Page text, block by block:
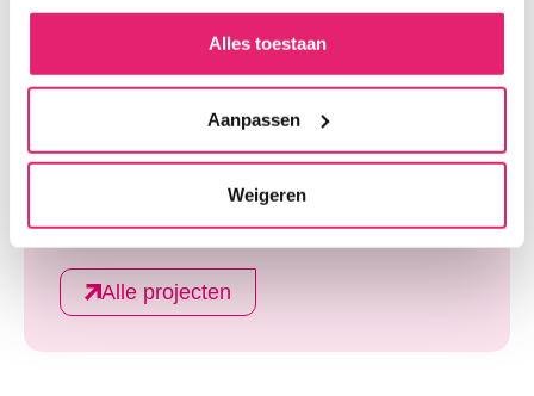
Alles toestaan
Aanpassen
Weigeren
30 juni 2025
22 april 2025
Koopgoot in Rotterdam
22 april 2025
Raadhuisstraat 48 Amsterdam
17 februari 2025
Alle projecten